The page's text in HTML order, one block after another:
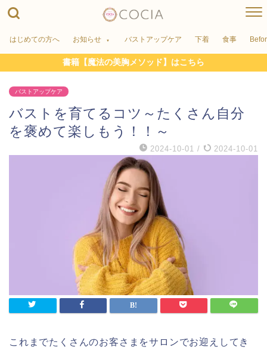
はじめての方へ お知らせ バストアップケア 下着 食事
書籍【魔法の美胸メソッド】はこちら
バストアップケア
バストを育てるコツ～たくさん自分
を褒めて楽しもう！！～
2024-10-01 / 2024-10-01
これまでたくさんのお客さまをサロンでお迎えしてき